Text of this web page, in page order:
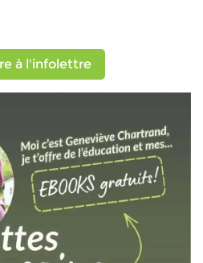
à l'infolettre